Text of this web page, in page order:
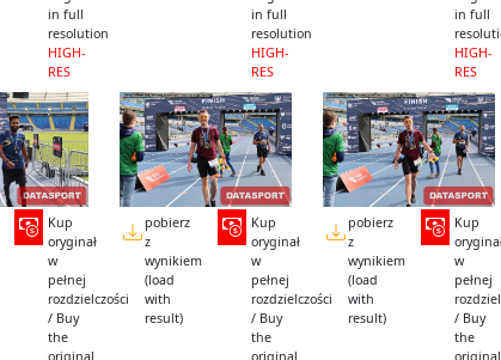
in full
resolution
HIGH-
RES
in full
resolution
HIGH-
RES
in full
HIGH-
RES
Kup
oryginał
w
pełnej
rozdzielczości
/ Buy
the
original
pobierz
z
wynikiem
(load
with
result)
Kup
oryginał
w
pełnej
rozdzielczości
/ Buy
the
original
pobierz
z
wynikiem
(load
with
result)
Kup
w
pełnej
/ Buy
the
original